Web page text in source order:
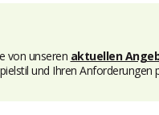
von unseren aktuellen
und Ihren Anforderungen